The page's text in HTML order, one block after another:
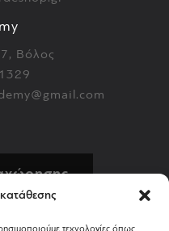
τεχνολογίες όπως
Βόλος